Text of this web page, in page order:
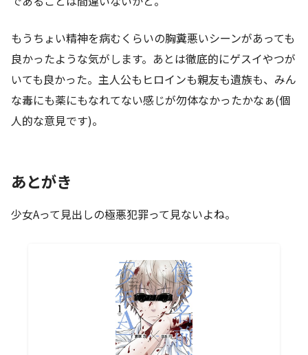
もうちょい精神を病むくらいの胸糞悪いシーンがあっても
良かったような気がします。あとは徹底的にゲスイやつが
いても良かった。主人公もヒロインも親友も遺族も、みん
な毒にも薬にもなれてない感じが勿体なかったかなぁ(個
人的な意見です)。
あとがき
少女Aって見出しの極悪犯罪って見ないよね。